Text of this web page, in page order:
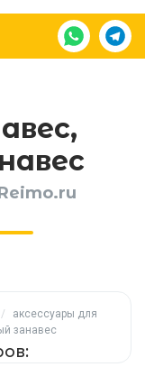
/
аксессуары для
занавес